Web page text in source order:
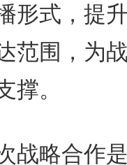
形式，提
范围，为
撑。
略合作是